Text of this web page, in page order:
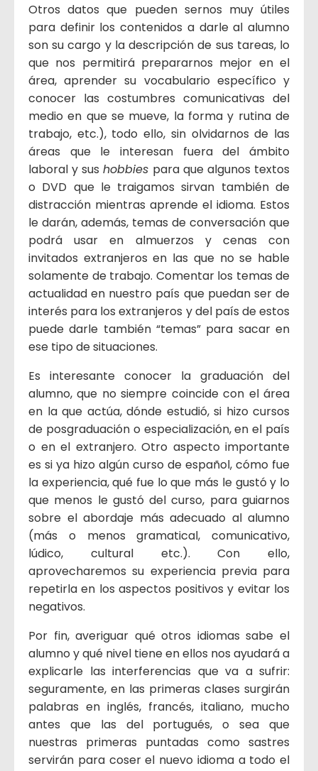
Otros datos que pueden sernos muy útiles
para definir los contenidos a darle al alumno
son su cargo y la descripción de sus tareas, lo
que nos permitirá prepararnos mejor en el
área, aprender su vocabulario específico y
conocer las costumbres comunicativas del
medio en que se mueve, la forma y rutina de
trabajo, etc.), todo ello, sin olvidarnos de las
áreas que le interesan fuera del ámbito
laboral y sushobbies para que algunos textos
o DVD que le traigamos sirvan también de
distracción mientras aprende el idioma. Estos
le darán, además, temas de conversación que
podrá usar en almuerzos y cenas con
invitados extranjeros en las que no se hable
solamente de trabajo. Comentar los temas de
actualidad en nuestro país que puedan ser de
interés para los extranjeros y del país de estos
puede darle también “temas” para sacar en
ese tipo de situaciones.
Es interesante conocer la graduación del
alumno, que no siempre coincide con el área
en la que actúa, dónde estudió, si hizo cursos
de posgraduación o especialización, en el país
o en el extranjero. Otro aspecto importante
es si ya hizo algún curso de español, cómo fue
la experiencia, qué fue lo que más le gustó y lo
que menos le gustó del curso, para guiarnos
sobre el abordaje más adecuado al alumno
(más o menos gramatical, comunicativo,
lúdico, cultural etc.). Con ello,
aprovecharemos su experiencia previa para
repetirla en los aspectos positivos y evitar los
negativos.
Por fin, averiguar qué otros idiomas sabe el
alumno y qué nivel tiene en ellos nos ayudará a
explicarle las interferencias que va a sufrir:
seguramente, en las primeras clases surgirán
palabras en inglés, francés, italiano, mucho
antes que las del portugués, o sea que
nuestras primeras puntadas como sastres
servirán para coser el nuevo idioma a todo el